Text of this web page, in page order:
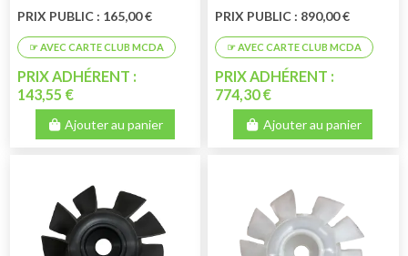
PRIX PUBLIC : 165,00 €
PRIX ADHÉRENT :
143,55 €
Ajouter au panier
PRIX PUBLIC : 890,00 €
PRIX ADHÉRENT :
774,30 €
Ajouter au panier